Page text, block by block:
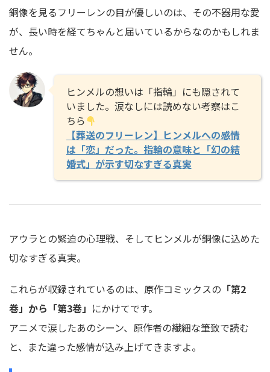
銅像を見るフリーレンの目が優しいのは、その不器用な愛
が、長い時を経てちゃんと届いているからなのかもしれま
せん。
ヒンメルの想いは「指輪」にも隠されて
いました。涙なしには読めない考察はこ
ちら
【葬送のフリーレン】ヒンメルへの感情
は「恋」だった。指輪の意味と「幻の結
婚式」が示す切なすぎる真実
アウラとの緊迫の心理戦、そしてヒンメルが銅像に込めた
切なすぎる真実。
これらが収録されているのは、原作コミックスの 「第2
巻」から「第3巻」 にかけてです。
アニメで涙したあのシーン、原作者の繊細な筆致で読む
と、また違った感情が込み上げてきますよ。